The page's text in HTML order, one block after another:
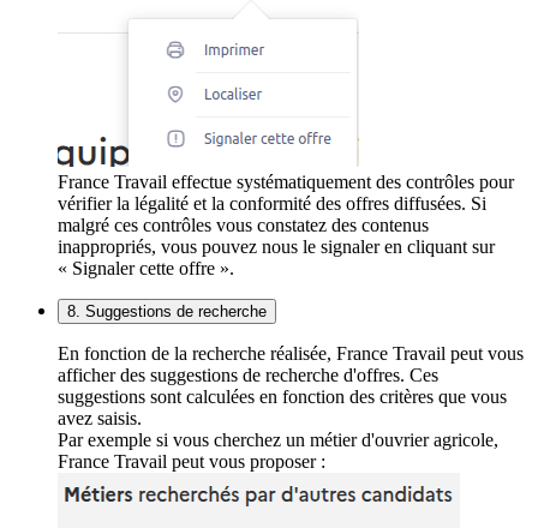
France Travail effectue systématiquement des contrôles pour
vérifier la légalité et la conformité des offres diffusées. Si
malgré ces contrôles vous constatez des contenus
inappropriés, vous pouvez nous le signaler en cliquant sur
« Signaler cette offre ».
8. Suggestions de recherche
En fonction de la recherche réalisée, France Travail peut vous
afficher des suggestions de recherche d'offres. Ces
suggestions sont calculées en fonction des critères que vous
avez saisis.
Par exemple si vous cherchez un métier d'ouvrier agricole,
France Travail peut vous proposer :